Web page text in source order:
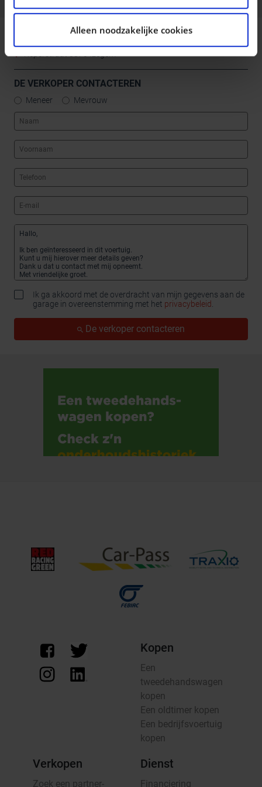
combineren met andere informatie die u aan ze heeft
verstrekt of die ze hebben verzameld op basis van uw
gebruik van hun services.
Alleen noodzakelijke cookies
DECAIGNY IZEGEM
Reperstraat 8870 Izegem
DE VERKOPER CONTACTEREN
Meneer Mevrouw
Ik ga akkoord met de overdracht van mijn gegevens aan de
garage in overeenstemming met het privacybeleid.
De verkoper contacteren
Kopen
Een
tweedehandswagen
kopen
Een oldtimer kopen
Een bedrijfsvoertuig
kopen
Verkopen
Zoek een partner-
Dienst
Financiering